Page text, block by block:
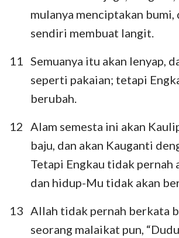
1 2
8
9 10 11 12
mulanya menciptakan bumi,
sendiri membuat langit.
11
Semuanya itu akan lenyap,
seperti pakaian; tetapi
berubah.
12
Alam semesta ini akan
baju, dan akan Kauganti
Tetapi Engkau tidak pernah
dan hidup-Mu tidak akan
13 Allah tidak pernah berkata
seorang malaikat pun,